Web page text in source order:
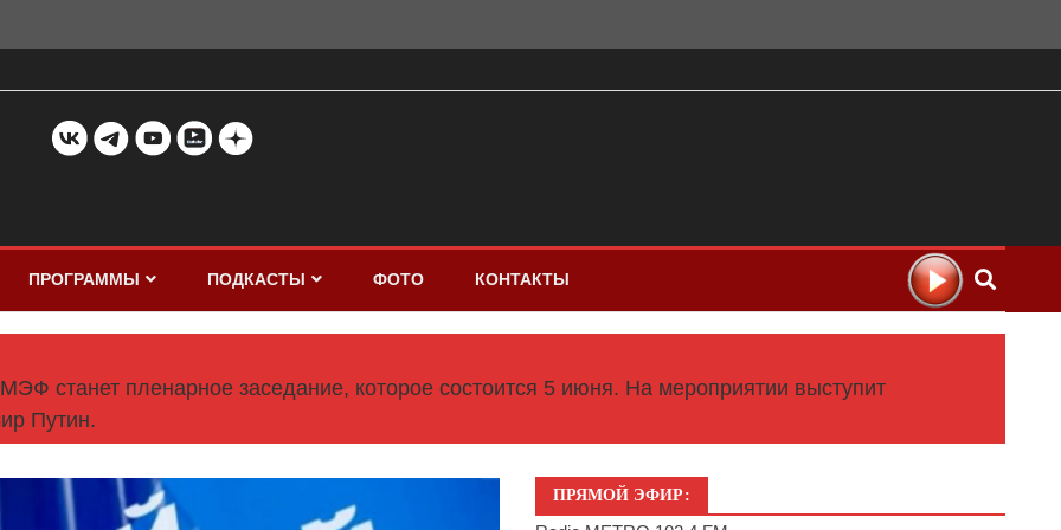
ПРОГРАММЫ ПОДКАСТЫ ФОТО КОНТАКТЫ
станет пленарное заседание, которое состоится 5 июня. На мероприятии выступит
Путин.
ПРЯМОЙ ЭФИР: